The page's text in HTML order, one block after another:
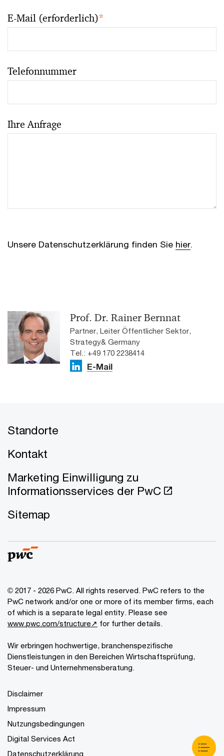
E-Mail (erforderlich)*
Telefonnummer
Ihre Anfrage
Unsere Datenschutzerklärung finden Sie hier.
Prof. Dr. Rainer Bernnat
Partner, Leiter Öffentlicher Sektor,
Strategy& Germany
Tel.: +49 170 2238414
E-Mail
Standorte
Kontakt
Marketing Einwilligung zu
Informationsservices der PwC
Sitemap
© 2017 - 2026 PwC. All rights reserved. PwC refers to the
PwC network and/or one or more of its member firms, each
of which is a separate legal entity. Please see
www.pwc.com/structure↗ for further details.
Wir erbringen hochwertige, branchenspezifische
Dienstleistungen in den Bereichen Wirtschaftsprüfung,
Steuer- und Unternehmensberatung.
Disclaimer
Impressum
Nutzungsbedingungen
Digital Services Act
Datenschutzerklärung